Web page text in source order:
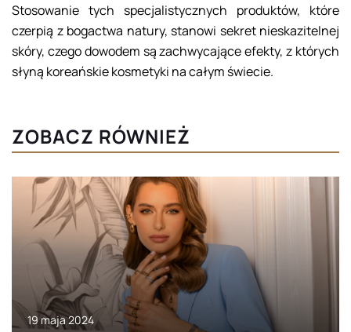
Stosowanie tych specjalistycznych produktów, które
czerpią z bogactwa natury, stanowi sekret nieskazitelnej
skóry, czego dowodem są zachwycające efekty, z których
słyną koreańskie kosmetyki na całym świecie.
ZOBACZ RÓWNIEŻ
19 maja 2024